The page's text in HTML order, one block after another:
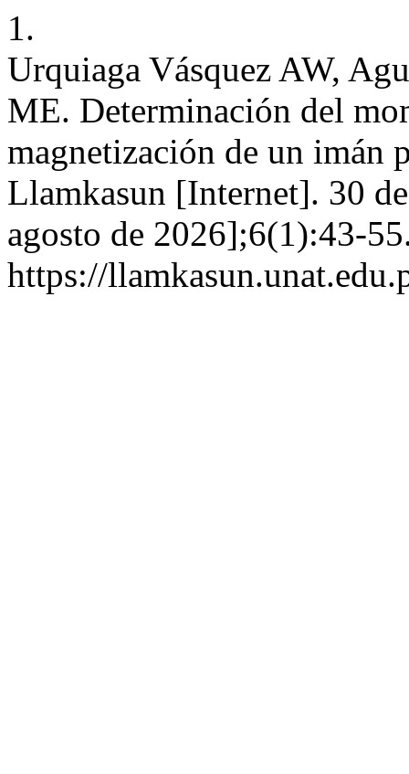
1.
Urquiaga Vásquez AW,
ME. Determinación del
magnetización de un imán
Llamkasun [Internet]. 30
agosto de 2026];6(1):43-
https://